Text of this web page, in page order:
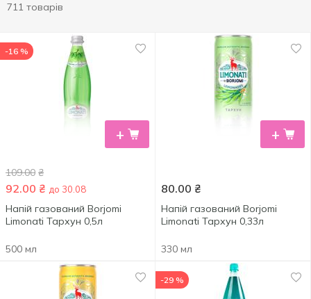
711 товарів
+
-16 %
109.00 ₴
92.00 ₴ до 30.08
Напій газований Borjomi
Limonati Тархун 0,5л
500 мл
+
80.00 ₴
Напій газований Borjomi
Limonati Тархун 0,33л
330 мл
-29 %